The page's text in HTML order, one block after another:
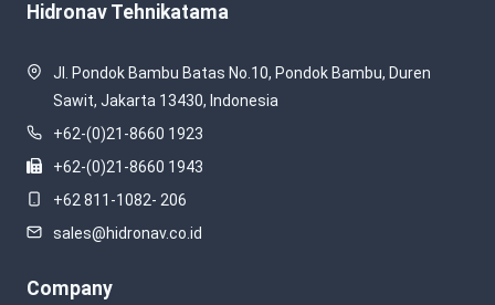
Hidronav Tehnikatama
Jl. Pondok Bambu Batas No.10, Pondok Bambu, Duren
Sawit, Jakarta 13430, Indonesia
+62-(0)21-8660 1923
+62-(0)21-8660 1943
+62 811-1082- 206
sales@hidronav.co.id
Company